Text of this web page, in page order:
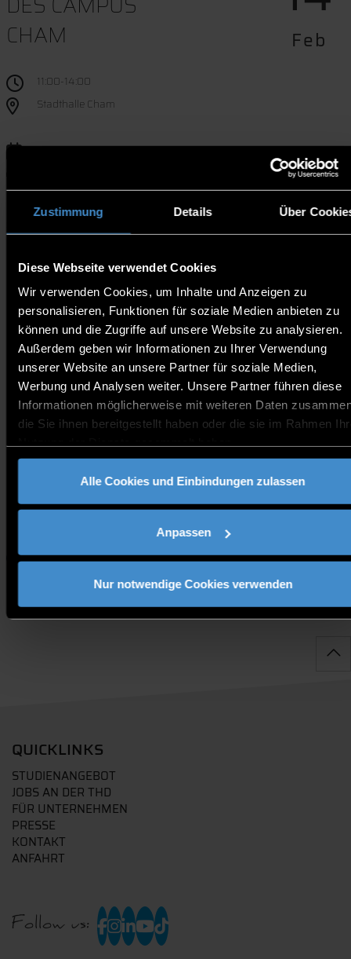
Zustimmung Details Über
Diese Webseite verwendet Cookies
Wir verwenden Cookies, um Inhalte und Anzeigen zu
personalisieren, Funktionen für soziale Medien anbieten zu
können und die Zugriffe auf unsere Website zu analysieren.
Außerdem geben wir Informationen zu Ihrer Verwendung
unserer Website an unsere Partner für soziale Medien,
Werbung und Analysen weiter. Unsere Partner führen diese
Informationen möglicherweise mit weiteren Daten
die Sie ihnen bereitgestellt haben oder die sie im Rahmen
Alle Cookies und Einbindungen zulassen
Anpassen
Nur notwendige Cookies verwenden
CHAM
11:00-14:00
Stadthalle Cham
Feb
Am Freitag, 24.10.2025 findet die Graduiertenfeier
des Campus Cham für die Absolvia des
Wintersemesters 2024/2025 und des
Die Einladungen werden im Juli per E-Mail versendet.
Bei Fragen wendet euch bitte analumni@th-deg.de
Kontakt:
alumni@th-deg.de
Alumni
QUICKLINKS
STUDIENANGEBOT
JOBS AN DER THD
FÜR UNTERNEHMEN
PRESSE
KONTAKT
ANFAHRT
Follow us: